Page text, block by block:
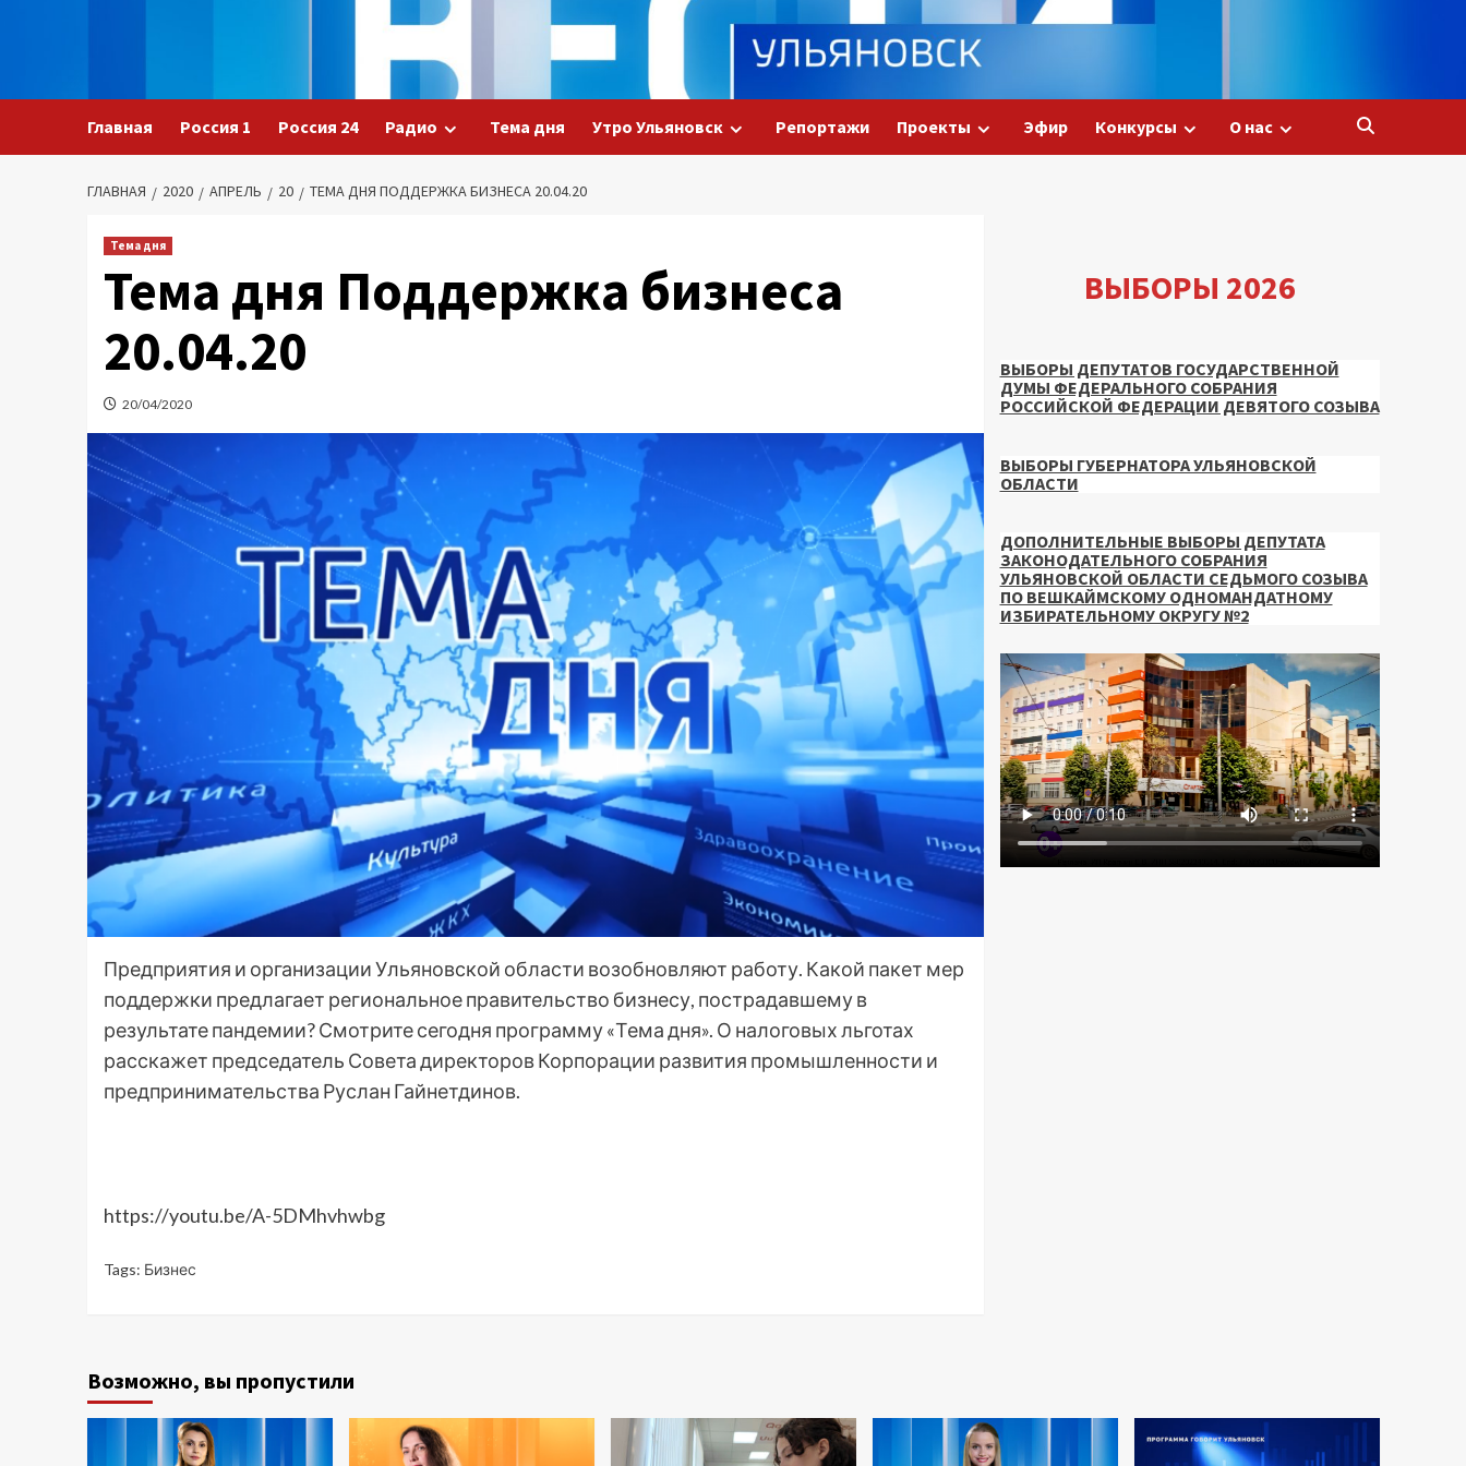
Главная Россия 1 Россия 24 Радио Тема дня Утро Ульяновск Репортажи Проекты Эфир Конкурсы О нас
ГЛАВНАЯ 2020 АПРЕЛЬ 20 ТЕМА ДНЯ ПОДДЕРЖКА БИЗНЕСА 20.04.20
Тема дня
Тема дня Поддержка бизнеса
20.04.20
20/04/2020
Предприятия и организации Ульяновской области возобновляют работу. Какой пакет мер
поддержки предлагает региональное правительство бизнесу, пострадавшему в
результате пандемии? Смотрите сегодня программу «Тема дня». О налоговых льготах
расскажет председатель Совета директоров Корпорации развития промышленности и
предпринимательства Руслан Гайнетдинов.
https://youtu.be/A-5DMhvhwbg
Tags: Бизнес
ВЫБОРЫ 2026
ВЫБОРЫ ДЕПУТАТОВ ГОСУДАРСТВЕННОЙ
ДУМЫ ФЕДЕРАЛЬНОГО СОБРАНИЯ
РОССИЙСКОЙ ФЕДЕРАЦИИ ДЕВЯТОГО СОЗЫВА
ВЫБОРЫ ГУБЕРНАТОРА УЛЬЯНОВСКОЙ
ОБЛАСТИ
ДОПОЛНИТЕЛЬНЫЕ ВЫБОРЫ ДЕПУТАТА
ЗАКОНОДАТЕЛЬНОГО СОБРАНИЯ
УЛЬЯНОВСКОЙ ОБЛАСТИ СЕДЬМОГО СОЗЫВА
ПО ВЕШКАЙМСКОМУ ОДНОМАНДАТНОМУ
ИЗБИРАТЕЛЬНОМУ ОКРУГУ №2
Возможно, вы пропустили